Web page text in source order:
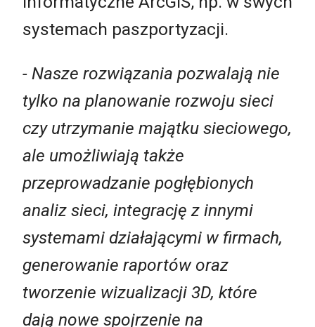
systemach paszportyzacji.
- Nasze rozwiązania pozwalają nie
tylko na planowanie rozwoju sieci
czy utrzymanie majątku sieciowego,
ale umożliwiają także
przeprowadzanie pogłębionych
analiz sieci, integrację z innymi
systemami działającymi w firmach,
generowanie raportów oraz
tworzenie wizualizacji 3D, które
dają nowe spojrzenie na